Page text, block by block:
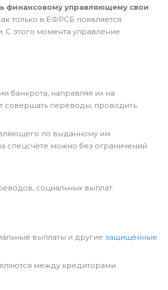
финансовому управляющему свои
только в ЕФРСБ появляется
С этого момента управление
банкрота, направляя их на
переводы, проводить
по выданному им
спецсчёте можно без ограничений
социальных выплат.
выплаты и другие защищённые
между кредиторами.